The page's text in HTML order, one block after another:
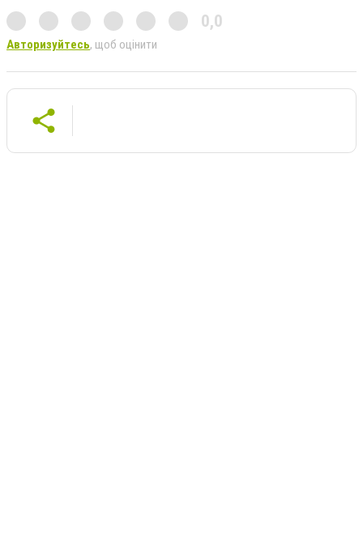
0,0
Авторизуйтесь, щоб оцінити